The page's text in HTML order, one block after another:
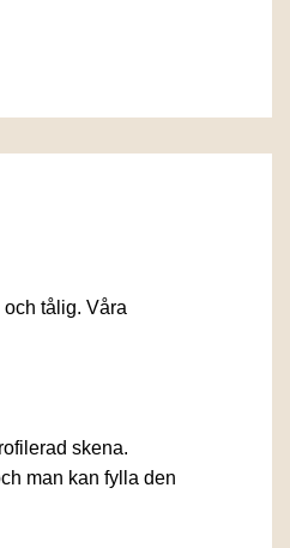
tålig. Våra
skena.
man kan fylla den